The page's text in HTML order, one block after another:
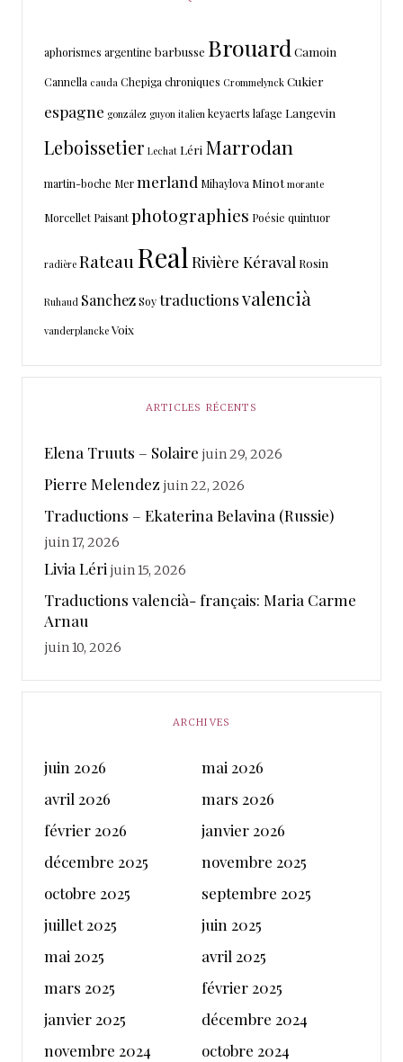
aphorismes argentine barbusse Brouard Camoin
Cannella cauda Chepigachroniques Crommelynck Cukier
espagne gonzález guyon italien keyaerts lafage Langevin
Leboissetier Lechat Léri Marrodan
martin-boche Mermerland Mihaylova Minot morante
Morcellet Paisantphotographies Poésie quintuor
radière RateauReal Rivière Kéraval Rosin
Ruhaud SanchezSoytraductionsvalencià
vanderplancke Voix
ARTICLES RÉCENTS
Elena Truuts – Solaire juin 29, 2026
Pierre Melendez juin 22, 2026
Traductions – Ekaterina Belavina (Russie)
juin 17, 2026
Livia Léri juin 15, 2026
Traductions valencià- français: Maria Carme
Arnau
juin 10, 2026
ARCHIVES
juin 2026
mai 2026
avril 2026
mars 2026
février 2026
janvier 2026
décembre 2025
novembre 2025
octobre 2025
septembre 2025
juillet 2025
juin 2025
mai 2025
avril 2025
mars 2025
février 2025
janvier 2025
décembre 2024
novembre 2024
octobre 2024